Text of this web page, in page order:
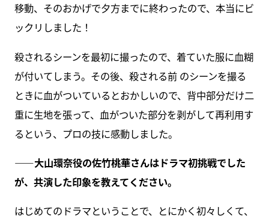
移動、そのおかげで夕方までに終わったので、本当にビ
ックリしました！
殺されるシーンを最初に撮ったので、着ていた服に血糊
が付いてしまう。その後、殺される前 のシーンを撮る
ときに血がついているとおかしいので、背中部分だけ二
重に生地を張って、血がついた部分を剥がして再利用す
るという、プロの技に感動しました。
――大山環奈役の佐竹桃華さんはドラマ初挑戦でした
が、共演した印象を教えてください。
はじめてのドラマということで、とにかく初々しくて、